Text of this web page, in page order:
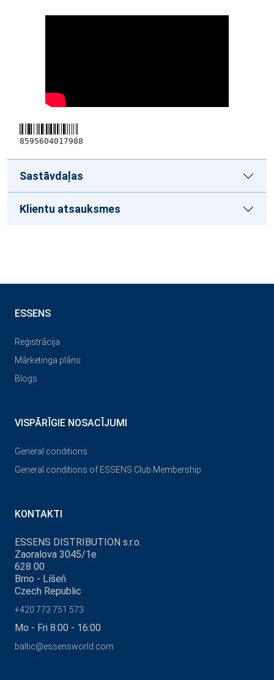
8595604017988
Sastāvdaļas
Klientu atsauksmes
ESSENS
Reģistrācija
Mārketinga plāns
Blogs
VISPĀRĪGIE NOSACĪJUMI
General conditions
General conditions of ESSENS Club Membership
KONTAKTI
ESSENS DISTRIBUTION s.r.o.
Zaoralova 3045/1e
628 00
Brno - Líšeň
Czech Republic
+420 773 751 573
Mo - Fri 8:00 - 16:00
baltic@essensworld.com